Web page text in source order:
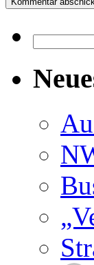
nach: